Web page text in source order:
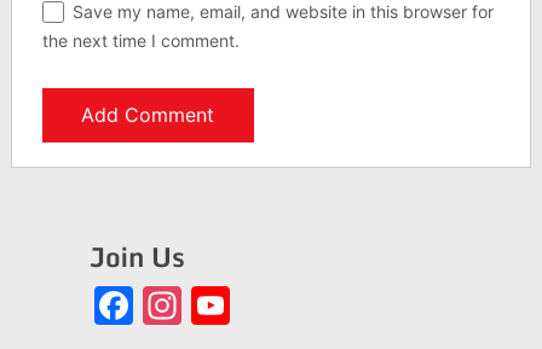
Save my name, email, and website in this browser for
the next time I comment.
Join Us
Facebook
Instagram
YouTube